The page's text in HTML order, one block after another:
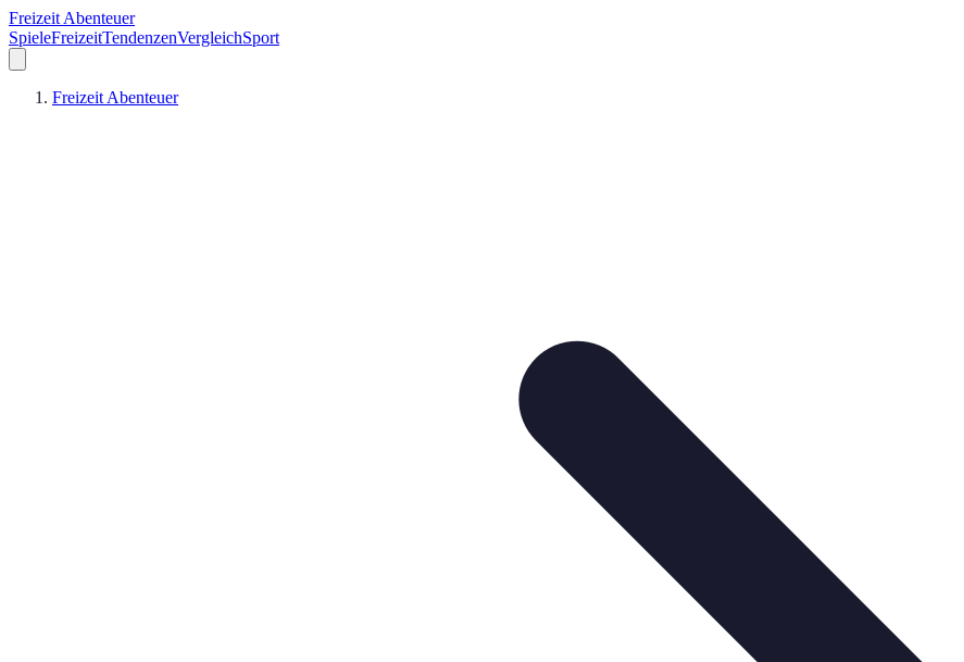
Freizeit Abenteuer
SpieleFreizeitTendenzenVergleichSport
Freizeit Abenteuer